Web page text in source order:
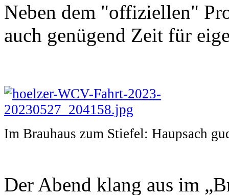
Neben dem "offiziellen"
auch genügend Zeit für
Im Brauhaus zum Stiefel: Haupsach
Der Abend klang aus im